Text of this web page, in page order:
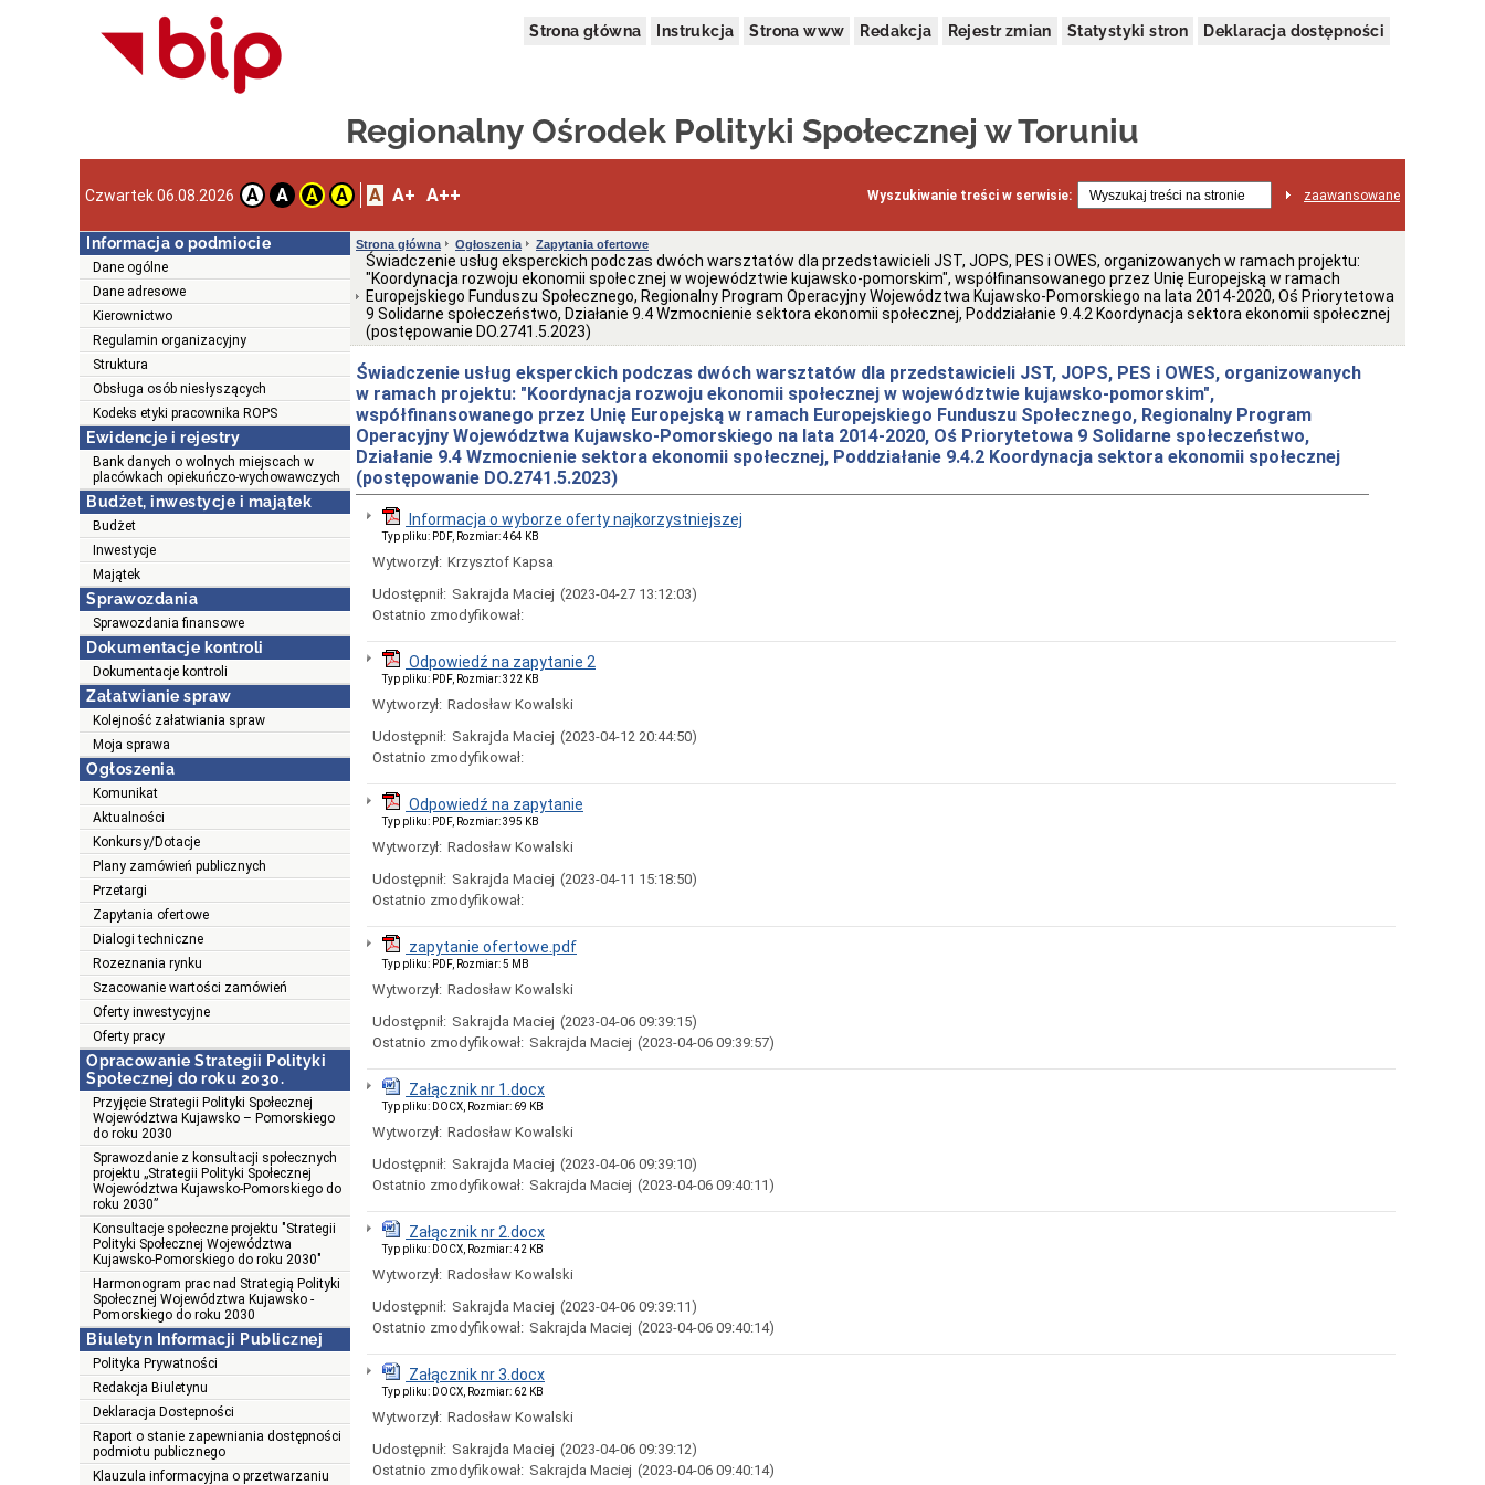
Strona główna Instrukcja Strona www Redakcja Rejestr zmian Statystyki stron Deklaracja dostępności
Regionalny Ośrodek Polityki Społecznej w Toruniu
Czwartek 06.08.2026 A A A A A A+ A++ Wyszukiwanie treści w serwisie: zaawansowane
Informacja o podmiocie
Dane ogólne
Dane adresowe
Kierownictwo
Regulamin organizacyjny
Struktura
Obsługa osób niesłyszących
Kodeks etyki pracownika ROPS
Ewidencje i rejestry
Bank danych o wolnych miejscach w
placówkach opiekuńczo-wychowawczych
Budżet, inwestycje i majątek
Budżet
Inwestycje
Majątek
Sprawozdania
Sprawozdania finansowe
Dokumentacje kontroli
Dokumentacje kontroli
Załatwianie spraw
Kolejność załatwiania spraw
Moja sprawa
Ogłoszenia
Komunikat
Aktualności
Konkursy/Dotacje
Plany zamówień publicznych
Przetargi
Zapytania ofertowe
Dialogi techniczne
Rozeznania rynku
Szacowanie wartości zamówień
Oferty inwestycyjne
Oferty pracy
Opracowanie Strategii Polityki
Społecznej do roku 2030.
Przyjęcie Strategii Polityki Społecznej
Województwa Kujawsko – Pomorskiego
do roku 2030
Sprawozdanie z konsultacji społecznych
projektu „Strategii Polityki Społecznej
Województwa Kujawsko-Pomorskiego do
roku 2030”
Konsultacje społeczne projektu "Strategii
Polityki Społecznej Województwa
Kujawsko-Pomorskiego do roku 2030"
Harmonogram prac nad Strategią Polityki
Społecznej Województwa Kujawsko -
Pomorskiego do roku 2030
Biuletyn Informacji Publicznej
Polityka Prywatności
Redakcja Biuletynu
Deklaracja Dostepności
Raport o stanie zapewniania dostępności
podmiotu publicznego
Klauzula informacyjna o przetwarzaniu
Strona główna Ogłoszenia Zapytania ofertowe
Świadczenie usług eksperckich podczas dwóch warsztatów dla przedstawicieli JST, JOPS, PES i OWES, organizowanych w ramach projektu:
"Koordynacja rozwoju ekonomii społecznej w województwie kujawsko-pomorskim", współfinansowanego przez Unię Europejską w ramach
Europejskiego Funduszu Społecznego, Regionalny Program Operacyjny Województwa Kujawsko-Pomorskiego na lata 2014-2020, Oś Priorytetowa
9 Solidarne społeczeństwo, Działanie 9.4 Wzmocnienie sektora ekonomii społecznej, Poddziałanie 9.4.2 Koordynacja sektora ekonomii społecznej
(postępowanie DO.2741.5.2023)
Świadczenie usług eksperckich podczas dwóch warsztatów dla przedstawicieli JST, JOPS, PES i OWES, organizowanych
w ramach projektu: "Koordynacja rozwoju ekonomii społecznej w województwie kujawsko-pomorskim",
współfinansowanego przez Unię Europejską w ramach Europejskiego Funduszu Społecznego, Regionalny Program
Operacyjny Województwa Kujawsko-Pomorskiego na lata 2014-2020, Oś Priorytetowa 9 Solidarne społeczeństwo,
Działanie 9.4 Wzmocnienie sektora ekonomii społecznej, Poddziałanie 9.4.2 Koordynacja sektora ekonomii społecznej
(postępowanie DO.2741.5.2023)
Informacja o wyborze oferty najkorzystniejszej
Typ pliku: PDF, Rozmiar: 464 KB
Wytworzył: Krzysztof Kapsa
Udostępnił: Sakrajda Maciej (2023-04-27 13:12:03)
Ostatnio zmodyfikował:
Odpowiedź na zapytanie 2
Typ pliku: PDF, Rozmiar: 322 KB
Wytworzył: Radosław Kowalski
Udostępnił: Sakrajda Maciej (2023-04-12 20:44:50)
Ostatnio zmodyfikował:
Odpowiedź na zapytanie
Typ pliku: PDF, Rozmiar: 395 KB
Wytworzył: Radosław Kowalski
Udostępnił: Sakrajda Maciej (2023-04-11 15:18:50)
Ostatnio zmodyfikował:
zapytanie ofertowe.pdf
Typ pliku: PDF, Rozmiar: 5 MB
Wytworzył: Radosław Kowalski
Udostępnił: Sakrajda Maciej (2023-04-06 09:39:15)
Ostatnio zmodyfikował: Sakrajda Maciej (2023-04-06 09:39:57)
Załącznik nr 1.docx
Typ pliku: DOCX, Rozmiar: 69 KB
Wytworzył: Radosław Kowalski
Udostępnił: Sakrajda Maciej (2023-04-06 09:39:10)
Ostatnio zmodyfikował: Sakrajda Maciej (2023-04-06 09:40:11)
Załącznik nr 2.docx
Typ pliku: DOCX, Rozmiar: 42 KB
Wytworzył: Radosław Kowalski
Udostępnił: Sakrajda Maciej (2023-04-06 09:39:11)
Ostatnio zmodyfikował: Sakrajda Maciej (2023-04-06 09:40:14)
Załącznik nr 3.docx
Typ pliku: DOCX, Rozmiar: 62 KB
Wytworzył: Radosław Kowalski
Udostępnił: Sakrajda Maciej (2023-04-06 09:39:12)
Ostatnio zmodyfikował: Sakrajda Maciej (2023-04-06 09:40:14)